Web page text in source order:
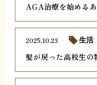
AGA治療を始める
髪が戻った高校生の
2025.10.23 生活